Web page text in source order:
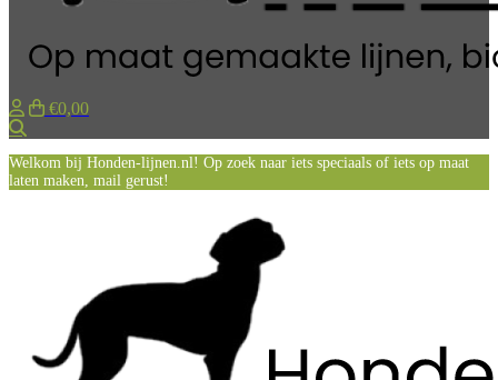
€0,00
Welkom bij Honden-lijnen.nl! Op zoek naar iets speciaals of iets op maat
laten maken, mail gerust!